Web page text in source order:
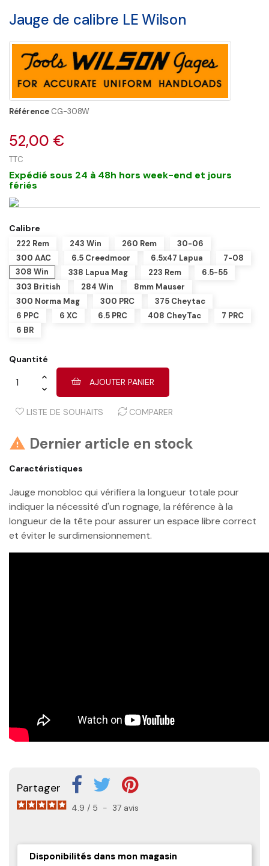
Jauge de calibre LE Wilson
Référence CG-308W
52,00 €
TTC
Expédié sous 24 à 48h hors week-end et jours
fériés
Calibre
222 Rem 243 Win 260 Rem
30-06
300 AAC
6.5 Creedmoor 6.5x47 Lapua
7-08
308 Win
338 Lapua Mag 223 Rem
6.5-55
303 British
284 Win
8mm Mauser
300 Norma Mag
300 PRC
375 Cheytac
6 PPC
6 XC 6.5 PRC 408 CheyTac
7 PRC
6 BR
Quantité
AJOUTER PANIER
LISTE DE SOUHAITS COMPARER
 Dernier article en stock
Caractéristiques
Jauge monobloc qui vérifiera la longueur totale pour
indiquer la nécessité d'un rognage, la référence à la
longueur de la tête pour assurer un espace libre correct
et éviter le surdimensionnement.
Partager
4.9 / 5 - 37 avis
Disponibilités dans mon magasin